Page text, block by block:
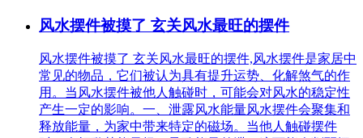
风水摆件被摸了 玄关风水最旺的摆件
风水摆件被摸了 玄关风水最旺的摆件,风水摆件是家居中
常见的物品，它们被认为具有提升运势、化解煞气的作
用。当风水摆件被他人触碰时，可能会对风水的稳定性
产生一定的影响。一、泄露风水能量风水摆件会聚集和
释放能量，为家中带来特定的磁场。当他人触碰摆件